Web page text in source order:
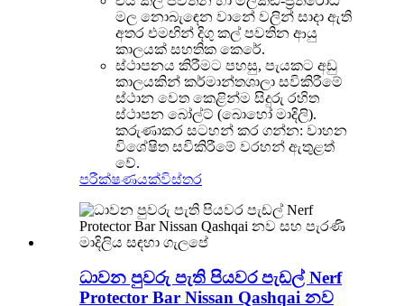
මල නොබැඳෙන වානේ වලින් සාදා ඇති
අතර එමඟින් දිගු කල් පවතින ආයු
කාලයක් සහතික කෙරේ.
ස්ථාපනය කිරීමට පහසු, පැයකට අඩු
කාලයකින් කර්මාන්තශාලා සවිකිරීමේ
ස්ථාන වෙත කෙළින්ම සිදුරු රහිත
ස්ථාපන බෝල්ට් (බොහෝ මාදිලි).
කරුණාකර සටහන් කර ගන්න: වාහන
විශේෂිත සවිකිරීමේ වරහන් ඇතුළත්
වේ.
පරීක්ෂණයක්විස්තර
ධාවන පුවරු පැති පියවර පැඩල් Nerf
Protector Bar Nissan Qashqai නව